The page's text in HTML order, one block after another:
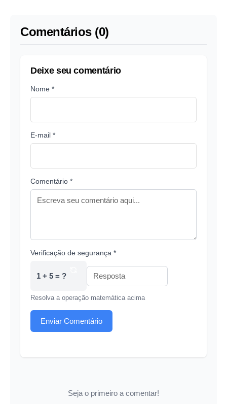
Comentários (0)
Deixe seu comentário
Nome *
E-mail *
Comentário *
Verificação de segurança *
1 + 5 = ?
Resolva a operação matemática acima
Enviar Comentário
Seja o primeiro a comentar!